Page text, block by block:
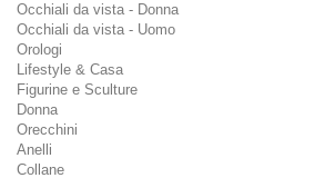
Occhiali da vista - Donna
Occhiali da vista - Uomo
Orologi
Lifestyle & Casa
Figurine e Sculture
Donna
Orecchini
Anelli
Collane